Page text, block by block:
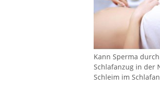
Kann Sperma
Schlafanzug in der
Schleim im